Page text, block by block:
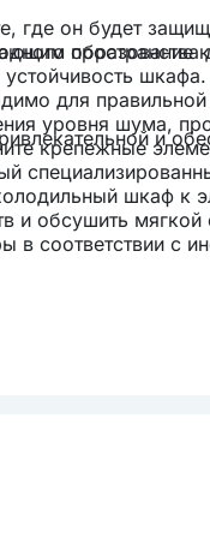
образование
и
он будет
для
уровня шума,
крепежные
шкаф к
и обсушить
в соответствии с